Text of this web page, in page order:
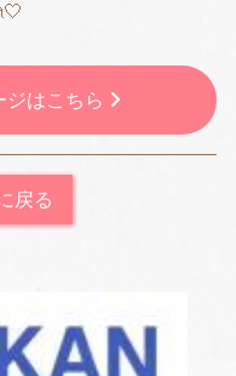
ジはこちら
戻る